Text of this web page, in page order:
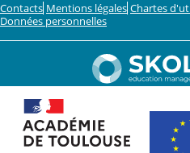
Contacts Mentions légales Chartes
Données personnelles